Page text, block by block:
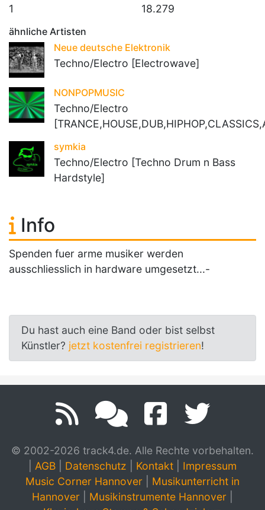
1
18.279
ähnliche Artisten
Neue deutsche Elektronik
Techno/Electro [Electrowave]
NONPOPMUSIC
Techno/Electro
symkia
Techno/Electro [Techno Drum n Bass
Hardstyle]
Info
Spenden fuer arme musiker werden
ausschliesslich in hardware umgesetzt...-
Du hast auch eine Band oder bist selbst
Künstler? jetzt kostenfrei registrieren!
© 2002-2026 track4.de. Alle Rechte vorbehalten.
AGB Datenschutz Kontakt
Impressum
Music Corner Hannover
Musikunterricht in
Hannover
Musikinstrumente Hannover